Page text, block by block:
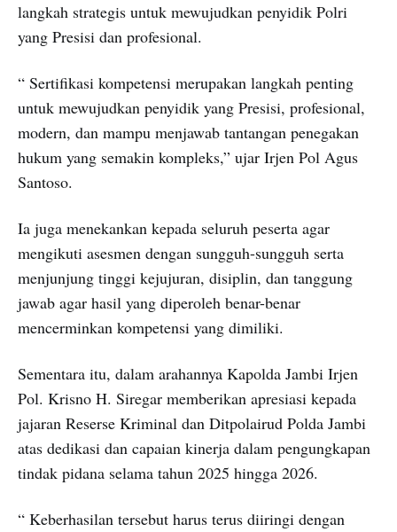
langkah strategis untuk mewujudkan penyidik Polri
yang Presisi dan profesional.
“ Sertifikasi kompetensi merupakan langkah penting
untuk mewujudkan penyidik yang Presisi, profesional,
modern, dan mampu menjawab tantangan penegakan
hukum yang semakin kompleks,” ujar Irjen Pol Agus
Santoso.
Ia juga menekankan kepada seluruh peserta agar
mengikuti asesmen dengan sungguh-sungguh serta
menjunjung tinggi kejujuran, disiplin, dan tanggung
jawab agar hasil yang diperoleh benar-benar
mencerminkan kompetensi yang dimiliki.
Sementara itu, dalam arahannya Kapolda Jambi Irjen
Pol. Krisno H. Siregar memberikan apresiasi kepada
jajaran Reserse Kriminal dan Ditpolairud Polda Jambi
atas dedikasi dan capaian kinerja dalam pengungkapan
tindak pidana selama tahun 2025 hingga 2026.
“ Keberhasilan tersebut harus terus diiringi dengan